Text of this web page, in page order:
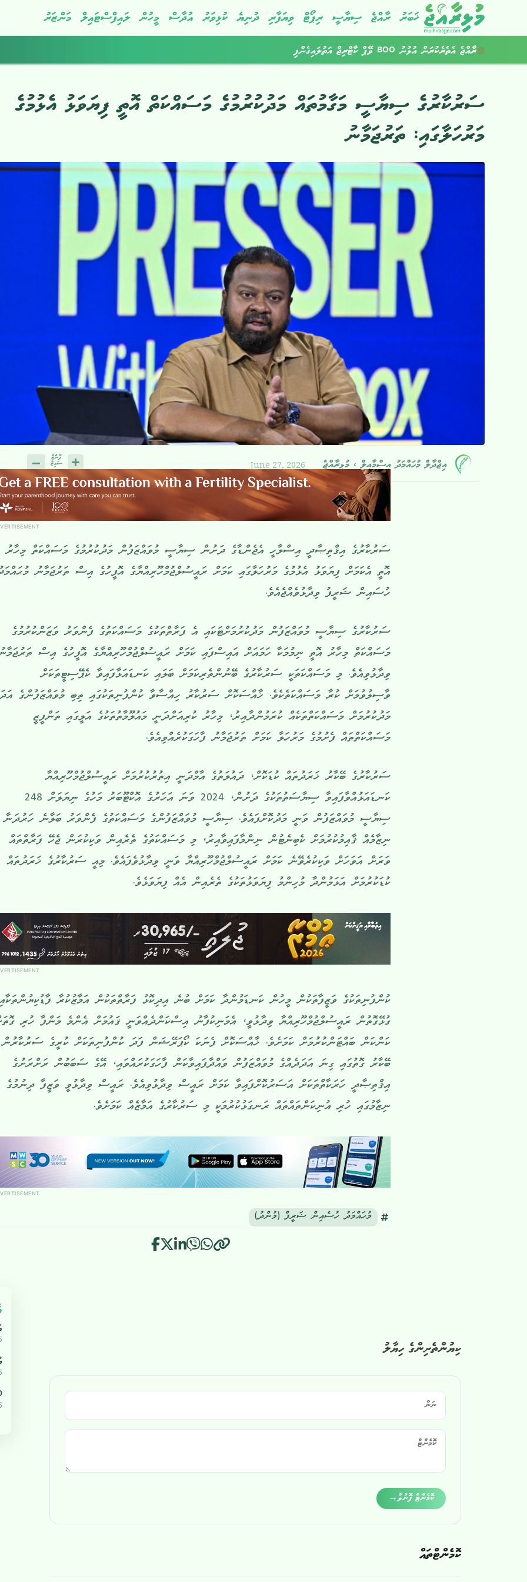
ޚަބަރު ރާއްޖެ ސިޔާސީ ރިޕޯޓް ވިޔަފާރި ދުނިޔެ ކުޅިވަރު އުދާސް މީހުން ލައިފްސްޓައިލް މަންޒަރު
ފްރެންޑް 4 ދޯނިން ގެއްލުނު މީހުން ހޯދަން ބޭރުގެ އެހީތެރިކަން ހޯދަނީ
ރާއްޖެ އެތެރެކުރަން އުޅުނު 800 ވޭޕް ކާޓްރިޖް އަތުލައިގެންފި
ސަރުކާރުގެ ސިޔާސީ މަގާމުތައް މަދުކުރުމުގެ މަސައްކަތް އޮތީ ފިޔަވަޅު އެޅުމުގެ
މަރުހަލާގައި: ތަރުޖަމާނު
އިޖްދާލް މުހައްމަދު އިސްމާއީލް ، މުޅިރާއްޖެ June 27, 2026
ސަރުކާރުގެ އިޤްތިޞާދީ އިސްލާހީ އެޖެންޑާގެ ދަށުން ސިޔާސީ މުވައްޒަފުން މަދުކުރުމުގެ މަސައްކަތް މިހާރު
އޮތީ އެކަމަށް ފިޔަވަޅު އެޅުމުގެ މަރުހަލާގައި ކަމަށް ރައީސުލްޖުމްހޫރިއްޔާގެ އޮފީހުގެ އިސް ތަރުޖަމާނު
ހުސައިން ޝަރީފު ވިދާޅުވެއްޖެއެވެ.
ސަރުކާރުގެ ސިޔާސީ މުވައްޒަފުން މަދުކުރުމަށްޓަކައި އެ ފަރާތްތަކުގެ މަސައްކަތުގެ ފެންވަރު ވަޒަންކުރުމުގެ
މަސައްކަތް މިހާރު އޮތީ ނިމުމަކާ ހަމައަށް އައިސްފައި ކަމަށް ރައީސުލްޖުމްހޫރިއްޔާގެ އޮފީހުގެ އިސް
ވިދާޅުވިއެވެ. މި މަސައްކަތަކީ ސަރުކާރުގެ ބޭނުންތެރިކަމަށް ބަލައި ކަނޑައަޅާފައިވާ ކެޕޭސިޓީތަކަށް
ވާސިލުވުމަށް ކުރާ މަސައްކަތެކެވެ. ޚާއްސަކޮށް ސަރުކާރު ހިއްސާވާ ކުންފުނިތަކުގައި ތިބި މުވައްޒަފުންގެ
މަދުކުރުމަށް މަސައްކަތްތަކެއް ކުރަމުންދާއިރު، މިހާރު ކުރިއަށްދަނީ މައުލޫމާތުތަކުގެ އަލީގައި ތަންފީޒީ
މަސައްކަތްތައް ފެށުމުގެ މަރުހަލާ ކަމަށް ތަރުޖަމާނު ފާހަގަކުރެއްވިއެވެ.
ސަރުކާރުގެ ބޭކާރު ޚަރަދުތައް ކުޑަކޮށް، ދައުލަތުގެ އާމްދަނީ އިތުރުކުރުމަށް ރައީސުލްޖުމްހޫރިއްޔާ
ކަނޑައަޅުއްވާފައިވާ ސިޔާސަތުތަކުގެ ދަށުން، 2024 ވަނަ އަހަރުގެ އޮކްޓޫބަރު މަހުގެ ނިޔަލަށް 248
ސިޔާސީ މުވައްޒަފުން ވަނީ މަދުކޮށްފައެވެ. ސިޔާސީ މުވައްޒަފުންގެ މަސައްކަތުގެ ފެންވަރު ބަލާނެ ހަރުދަނާ
ނިޒާމެއް ޤާއިމުކުރުމަށް ކެބިނެޓުން ނިންމާފައިވާއިރު، މި މަސައްކަތުގެ ތެރެއިން ވަކިކުރަން ޖެހޭ ފަރާތްތައް
ވަރަށް އަވަހަށް ވަކިކުރެވޭނެ ކަމަށް ރައީސުލްޖުމްހޫރިއްޔާ ވަނީ ވިދާޅުވެފައެވެ. މިއީ ސަރުކާރުގެ ޚަރަދުތައް
ކުޑަކުރުމަށް އަޅަމުންދާ މުހިންމު ފިޔަވަޅުތަކުގެ ތެރެއިން އެއް ފިޔަވަޅެވެ.
ކުންފުނިތަކުގެ ވަޒީފާތަކުން މީހުން ކަނޑަމުންދާ ކަމަށް ބުނެ އިދިކޮޅު ފަރާތްތަކުން އަމާޒުކުރާ
ގުޅޭގޮތުން ރައީސުލްޖުމްހޫރިއްޔާ ވިދާޅުވީ، އެމަނިކުފާނު އިސްކަންދެއްވަނީ ޤައުމަށް އެންމެ މަންފާ ހުރި
ކަންކަން ބައްޓަންކުރުމަށް ކަމަށެވެ. ޚާއްސަކޮށް ފެނަކަ ކޯޕަރޭޝަން ފަދަ ކުންފުނިތަކަށް ކުރީގެ ސަރުކާރުން
ބޭކާރު ގޮތުގައި ގިނަ އަދަދެއްގެ މުވައްޒަފުން ވައްދާފައިވާކަން ފާހަގަކުރައްވައި، އޭގެ ސަބަބުން ރަށްރަށުގެ
އިޤްތިޞާދީ ހަރަކާތްތަކަށް އަސަރުކޮށްފައިވާ ކަމަށް ރައީސް ވިދާޅުވިއެވެ. ރައީސް ވިދާޅުވީ ވަޒީފާ ދިނުމުގެ
ނިޒާމުގައި ހުރި އުނިކަންތައްތައް ރަނގަޅުކުރުމަކީ މި ސަރުކާރުގެ އަމާޒެއް ކަމަށެވެ.
މުހައްމަދު ހުސެއިން ޝަރީފް (މުންދު)
ކިޔުންތެރިންގެ ހިޔާލު
ކޮމެންޓް ފޮނުވާ→
ކޮމެންޓްތައް